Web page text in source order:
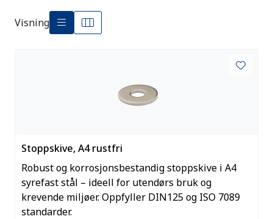
Visning
Stoppskive, A4 rustfri
Robust og korrosjonsbestandig stoppskive i A4
syrefast stål – ideell for utendørs bruk og
krevende miljøer. Oppfyller DIN125 og ISO 7089
standarder.
Forsvarsindustri